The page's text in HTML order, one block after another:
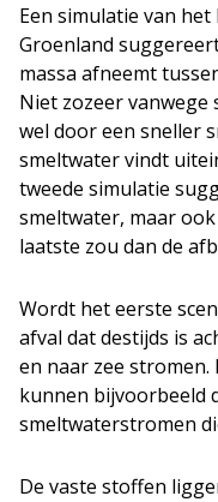
Een simulatie van
Groenland
massa afneemt
Niet zozeer vanwege
wel door een sneller
smeltwater vindt
tweede simulatie
smeltwater, maar
laatste zou dan de
Wordt het eerste
afval dat destijds is
en naar zee
kunnen bijvoorbeeld
smeltwaterstromen
De vaste stoffen